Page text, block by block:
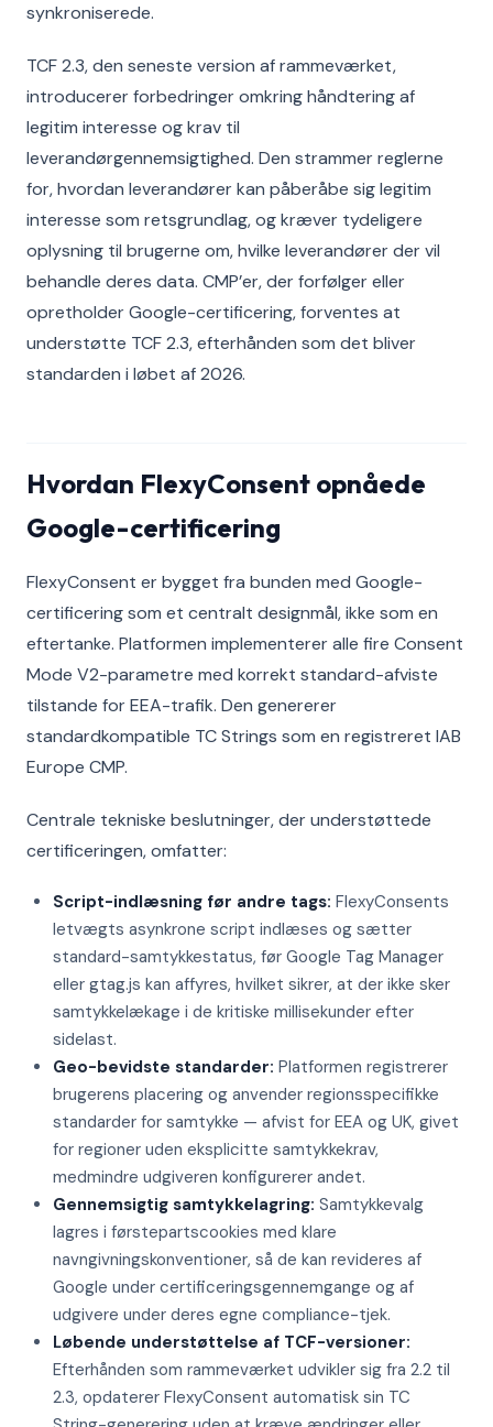
synkroniserede.
TCF 2.3, den seneste version af rammeværket,
introducerer forbedringer omkring håndtering af
legitim interesse og krav til
leverandørgennemsigtighed. Den strammer reglerne
for, hvordan leverandører kan påberåbe sig legitim
interesse som retsgrundlag, og kræver tydeligere
oplysning til brugerne om, hvilke leverandører der vil
behandle deres data. CMP’er, der forfølger eller
opretholder Google-certificering, forventes at
understøtte TCF 2.3, efterhånden som det bliver
standarden i løbet af 2026.
Hvordan FlexyConsent opnåede
Google-certificering
FlexyConsent er bygget fra bunden med Google-
certificering som et centralt designmål, ikke som en
eftertanke. Platformen implementerer alle fire Consent
Mode V2-parametre med korrekt standard-afviste
tilstande for EEA-trafik. Den genererer
standardkompatible TC Strings som en registreret IAB
Europe CMP.
Centrale tekniske beslutninger, der understøttede
certificeringen, omfatter:
Script-indlæsning før andre tags: FlexyConsents
letvægts asynkrone script indlæses og sætter
standard-samtykkestatus, før Google Tag Manager
eller gtag.js kan affyres, hvilket sikrer, at der ikke sker
samtykkelækage i de kritiske millisekunder efter
sidelast.
Geo-bevidste standarder: Platformen registrerer
brugerens placering og anvender regionsspecifikke
standarder for samtykke — afvist for EEA og UK, givet
for regioner uden eksplicitte samtykkekrav,
medmindre udgiveren konfigurerer andet.
Gennemsigtig samtykkelagring: Samtykkevalg
lagres i førstepartscookies med klare
navngivningskonventioner, så de kan revideres af
Google under certificeringsgennemgange og af
udgivere under deres egne compliance-tjek.
Løbende understøttelse af TCF-versioner:
Efterhånden som rammeværket udvikler sig fra 2.2 til
2.3, opdaterer FlexyConsent automatisk sin TC